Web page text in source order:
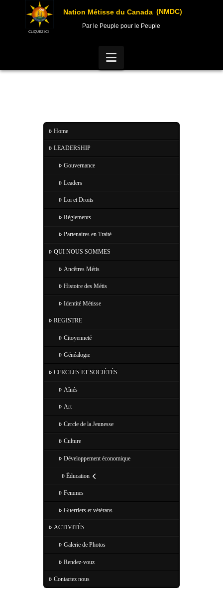
Nation Métisse du Canada (NMDC)
Par le Peuple pour le Peuple
CLIQUEZ ICI
Navigation
Home
LEADERSHIP
Gouvernance
Leaders
Loi et Droits
Règlements
Partenaires en Traité
QUI NOUS SOMMES
Ancêtres Métis
Histoire des Métis
Identité Métisse
REGISTRE
Citoyenneté
Généalogie
CERCLES ET SOCIÉTÉS
Aînés
Art
Cercle de la Jeunesse
Culture
Développement économique
Éducation
Femmes
Guerriers et vétérans
ACTIVITÉS
Galerie de Photos
Rendez-vouz
Contactez nous